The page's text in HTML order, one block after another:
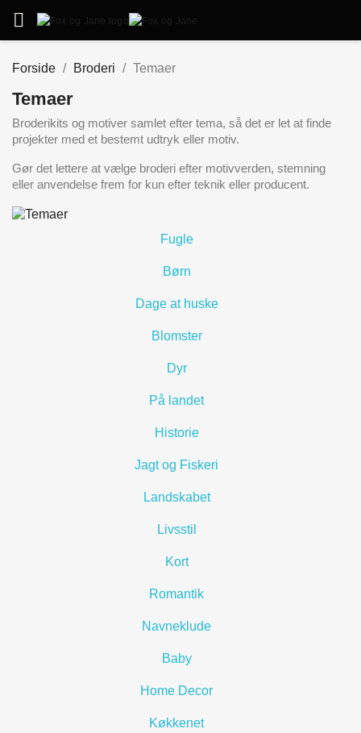

Forside Broderi Temaer
Temaer
Broderikits og motiver samlet efter tema, så det er let at finde
projekter med et bestemt udtryk eller motiv.
Gør det lettere at vælge broderi efter motivverden, stemning
eller anvendelse frem for kun efter teknik eller producent.
Fugle
Børn
Dage at huske
Blomster
Dyr
På landet
Historie
Jagt og Fiskeri
Landskabet
Livsstil
Kort
Romantik
Navneklude
Baby
Home Decor
Køkkenet